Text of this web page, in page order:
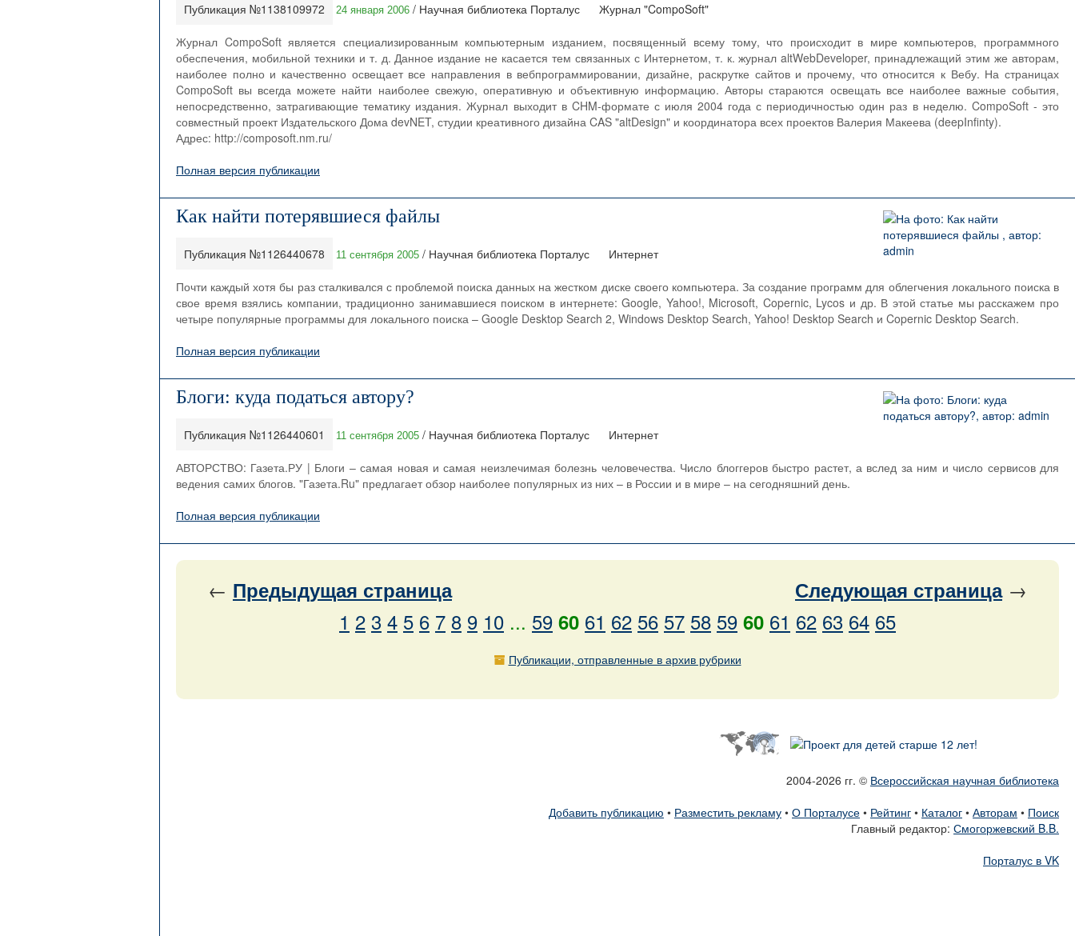
Публикация №1138109972 24 января 2006 / Научная библиотека Порталус Журнал "CompoSoft"
Журнал CompoSoft является специализированным компьютерным изданием, посвященный всему тому, что происходит в мире компьютеров, программного
обеспечения, мобильной техники и т. д. Данное издание не касается тем связанных с Интернетом, т. к. журнал altWebDeveloper, принадлежащий этим же авторам,
наиболее полно и качественно освещает все направления в вебпрограммировании, дизайне, раскрутке сайтов и прочему, что относится к Вебу. На страницах
CompoSoft вы всегда можете найти наиболее свежую, оперативную и объективную информацию. Авторы стараются освещать все наиболее важные события,
непосредственно, затрагивающие тематику издания. Журнал выходит в CHM-формате с июля 2004 года с периодичностью один раз в неделю. CompoSoft - это
совместный проект Издательского Дома devNET, студии креативного дизайна CAS "altDesign" и координатора всех проектов Валерия Макеева (deepInfinty).
Адрес: http://composoft.nm.ru/
Полная версия публикации
Как найти потерявшиеся файлы
Публикация №1126440678 11 сентября 2005 / Научная библиотека Порталус Интернет
Почти каждый хотя бы раз сталкивался с проблемой поиска данных на жестком диске своего компьютера. За создание программ для облегчения локального поиска в
свое время взялись компании, традиционно занимавшиеся поиском в интернете: Google, Yahoo!, Microsoft, Copernic, Lycos и др. В этой статье мы расскажем про
четыре популярные программы для локального поиска – Google Desktop Search 2, Windows Desktop Search, Yahoo! Desktop Search и Copernic Desktop Search.
Полная версия публикации
Блоги: куда податься автору?
Публикация №1126440601 11 сентября 2005 / Научная библиотека Порталус Интернет
АВТОРСТВО: Газета.РУ | Блоги – самая новая и самая неизлечимая болезнь человечества. Число блоггеров быстро растет, а вслед за ним и число сервисов для
ведения самих блогов. "Газета.Ru" предлагает обзор наиболее популярных из них – в России и в мире – на сегодняшний день.
Полная версия публикации
← Предыдущая страница Следующая страница→
1 2 3 4 5 6 7 8 9 10 ... 59 60 61 62 56 57 58 59 60 61 62 63 64 65
Публикации, отправленные в архив рубрики
2004-2026 гг. © Всероссийская научная библиотека
Добавить публикацию • Разместить рекламу • О Порталусе • Рейтинг • Каталог • Авторам • Поиск
Главный редактор: Смогоржевский B.B.
Порталус в VK